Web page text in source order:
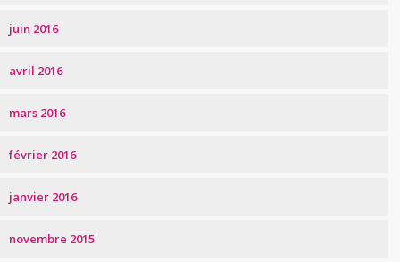
juin 2016
avril 2016
mars 2016
février 2016
janvier 2016
novembre 2015